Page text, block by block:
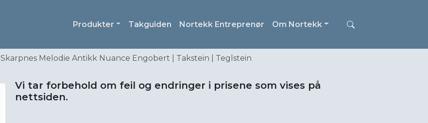
Produkter Takguiden Nortekk Entreprenør Om Nortekk
Skarpnes Melodie Antikk Nuance Engobert | Takstein | Teglstein
Vi tar forbehold om feil og endringer i prisene som vises på
nettsiden.